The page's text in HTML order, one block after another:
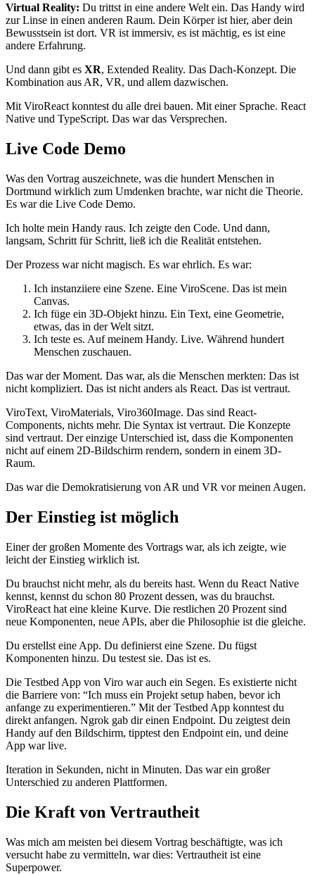
Virtual Reality: Du trittst in eine andere Welt ein. Das Handy wird
zur Linse in einen anderen Raum. Dein Körper ist hier, aber dein
Bewusstsein ist dort. VR ist immersiv, es ist mächtig, es ist eine
andere Erfahrung.
Und dann gibt es XR, Extended Reality. Das Dach-Konzept. Die
Kombination aus AR, VR, und allem dazwischen.
Mit ViroReact konntest du alle drei bauen. Mit einer Sprache. React
Native und TypeScript. Das war das Versprechen.
Live Code Demo
Was den Vortrag auszeichnete, was die hundert Menschen in
Dortmund wirklich zum Umdenken brachte, war nicht die Theorie.
Es war die Live Code Demo.
Ich holte mein Handy raus. Ich zeigte den Code. Und dann,
langsam, Schritt für Schritt, ließ ich die Realität entstehen.
Der Prozess war nicht magisch. Es war ehrlich. Es war:
Ich instanziiere eine Szene. Eine ViroScene. Das ist mein
Canvas.
Ich füge ein 3D-Objekt hinzu. Ein Text, eine Geometrie,
etwas, das in der Welt sitzt.
Ich teste es. Auf meinem Handy. Live. Während hundert
Menschen zuschauen.
Das war der Moment. Das war, als die Menschen merkten: Das ist
nicht kompliziert. Das ist nicht anders als React. Das ist vertraut.
ViroText, ViroMaterials, Viro360Image. Das sind React-
Components, nichts mehr. Die Syntax ist vertraut. Die Konzepte
sind vertraut. Der einzige Unterschied ist, dass die Komponenten
nicht auf einem 2D-Bildschirm rendern, sondern in einem 3D-
Raum.
Das war die Demokratisierung von AR und VR vor meinen Augen.
Der Einstieg ist möglich
Einer der großen Momente des Vortrags war, als ich zeigte, wie
leicht der Einstieg wirklich ist.
Du brauchst nicht mehr, als du bereits hast. Wenn du React Native
kennst, kennst du schon 80 Prozent dessen, was du brauchst.
ViroReact hat eine kleine Kurve. Die restlichen 20 Prozent sind
neue Komponenten, neue APIs, aber die Philosophie ist die gleiche.
Du erstellst eine App. Du definierst eine Szene. Du fügst
Komponenten hinzu. Du testest sie. Das ist es.
Die Testbed App von Viro war auch ein Segen. Es existierte nicht
die Barriere von: “Ich muss ein Projekt setup haben, bevor ich
anfange zu experimentieren.” Mit der Testbed App konntest du
direkt anfangen. Ngrok gab dir einen Endpoint. Du zeigtest dein
Handy auf den Bildschirm, tipptest den Endpoint ein, und deine
App war live.
Iteration in Sekunden, nicht in Minuten. Das war ein großer
Unterschied zu anderen Plattformen.
Die Kraft von Vertrautheit
Was mich am meisten bei diesem Vortrag beschäftigte, was ich
versucht habe zu vermitteln, war dies: Vertrautheit ist eine
Superpower.